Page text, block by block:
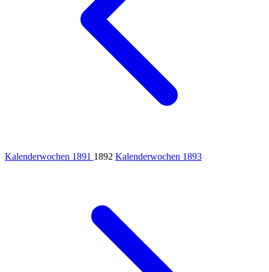
Kalenderwochen 1891 1892 Kalenderwochen 1893